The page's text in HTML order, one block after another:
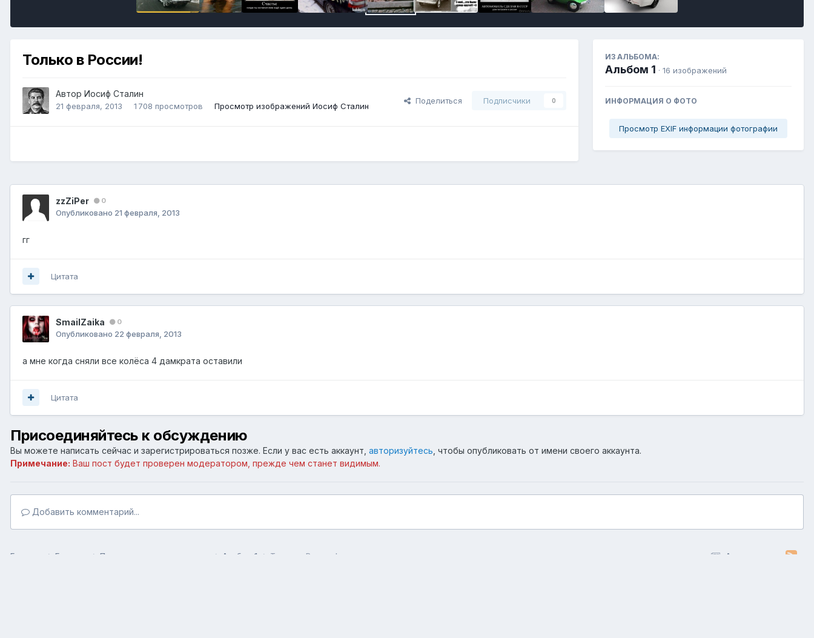
Только в России!
Автор Иосиф Сталин
21 февраля, 2013 1 708 просмотров Просмотр изображений Иосиф Сталин
Поделиться Подписчики 0
ИЗ АЛЬБОМА:
Альбом 1 · 16 изображений
ИНФОРМАЦИЯ О ФОТО
Просмотр EXIF информации фотографии
zzZiPer 0
Опубликовано 21 февраля, 2013
гг
Цитата
SmailZaika 0
Опубликовано 22 февраля, 2013
а мне когда сняли все колёса 4 дамкрата оставили
Цитата
Присоединяйтесь к обсуждению
Вы можете написать сейчас и зарегистрироваться позже. Если у вас есть аккаунт, авторизуйтесь , чтобы опубликовать от имени своего аккаунта.
Примечание: Ваш пост будет проверен модератором, прежде чем станет видимым.
Добавить комментарий...
Активность
Главная Галерея Пользовательские галереи Альбом 1 Только в России!